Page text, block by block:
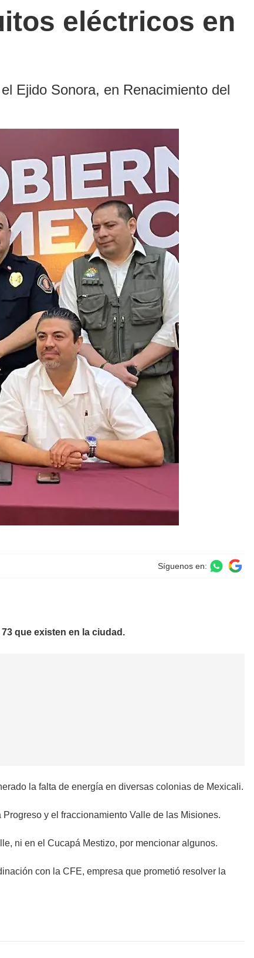
eléctricos en
Ejido Sonora, en Renacimiento del
Síguenos en:
que existen en la ciudad.
la falta de energía en diversas colonias de Mexicali.
y el fraccionamiento Valle de las Misiones.
ni en el Cucapá Mestizo, por mencionar algunos.
con la CFE, empresa que prometió resolver la